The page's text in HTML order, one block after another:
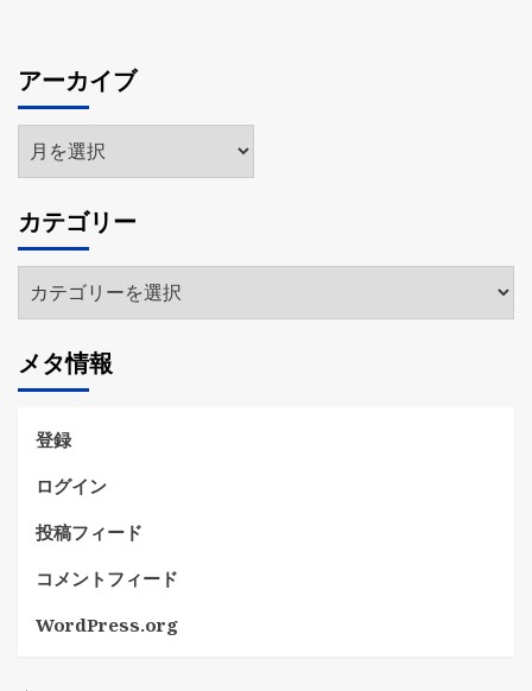
アーカイブ
ア
ー
イ
ブ
カテゴリー
テ
リ
ー
メタ情報
登録
ログイン
投稿フィード
コメントフィード
WordPress.org